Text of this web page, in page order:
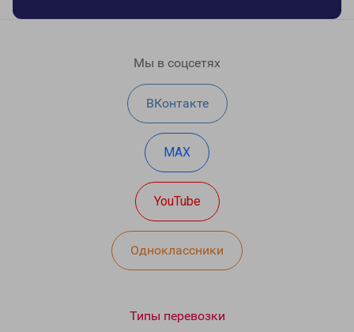
Мы в соцсетях
ВКонтакте
MAX
YouTube
Одноклассники
Типы перевозки